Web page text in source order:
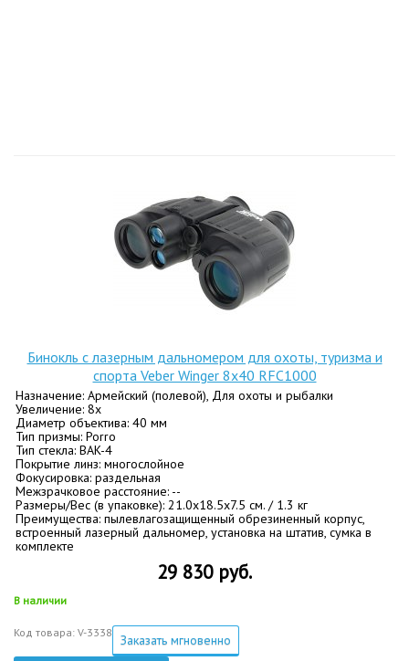
Бинокль с лазерным дальномером для охоты, туризма и
спорта Veber Winger 8х40 RFС1000
Назначение: Армейский (полевой), Для охоты и рыбалки
Увеличение: 8х
Диаметр объектива: 40 мм
Тип призмы: Porro
Тип стекла: BАK-4
Покрытие линз: многослойное
Фокусировка: раздельная
Межзрачковое расстояние: --
Размеры/Вес (в упаковке): 21.0x18.5x7.5 см. / 1.3 кг
Преимущества: пылевлагозащищенный обрезиненный корпус,
встроенный лазерный дальномер, установка на штатив, сумка в
комплекте
29 830 руб.
В наличии
Код товара: V-3338 Заказать мгновенно